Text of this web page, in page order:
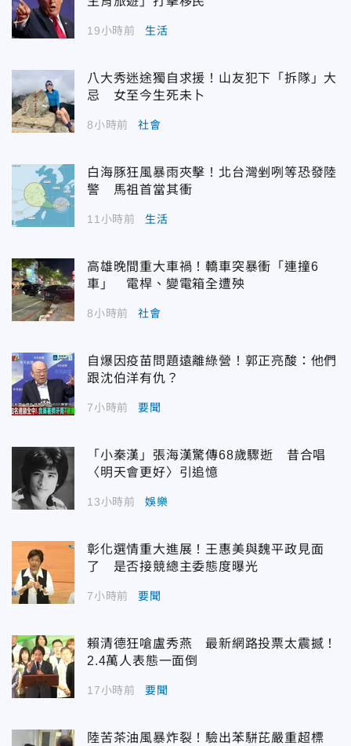
19小時前 生活
八大秀迷途獨自求援！山友犯下「拆隊」大
忌 女至今生死未卜
8小時前 社會
白海豚狂風暴雨夾擊！北台灣剉咧等恐發陸
警 馬祖首當其衝
11小時前 生活
高雄晚間重大車禍！轎車突暴衝「連撞6
車」 電桿、變電箱全遭殃
8小時前 社會
自爆因疫苗問題遠離綠營！郭正亮酸：他們
跟沈伯洋有仇？
7小時前 要聞
「小秦漢」張海漢驚傳68歲驟逝 昔合唱
〈明天會更好〉引追憶
13小時前 娛樂
彰化選情重大進展！王惠美與魏平政見面
了 是否接競總主委態度曝光
7小時前 要聞
賴清德狂嗆盧秀燕 最新網路投票太震撼！
2.4萬人表態一面倒
17小時前 要聞
陸苦茶油風暴炸裂！驗出苯駢芘嚴重超標